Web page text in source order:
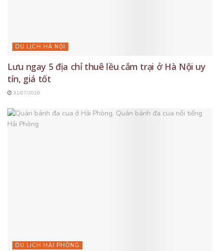
DU LỊCH HÀ NỘI
Lưu ngay 5 địa chỉ thuê lều cắm trại ở Hà Nội uy
tín, giá tốt
31/07/2026
DU LỊCH HẢI PHÒNG